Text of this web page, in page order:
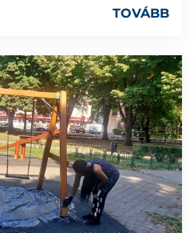
TOVÁBB